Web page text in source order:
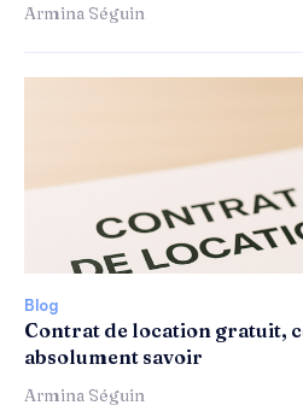
Armina Séguin
Blog
Contrat de location gratuit,
absolument savoir
Armina Séguin